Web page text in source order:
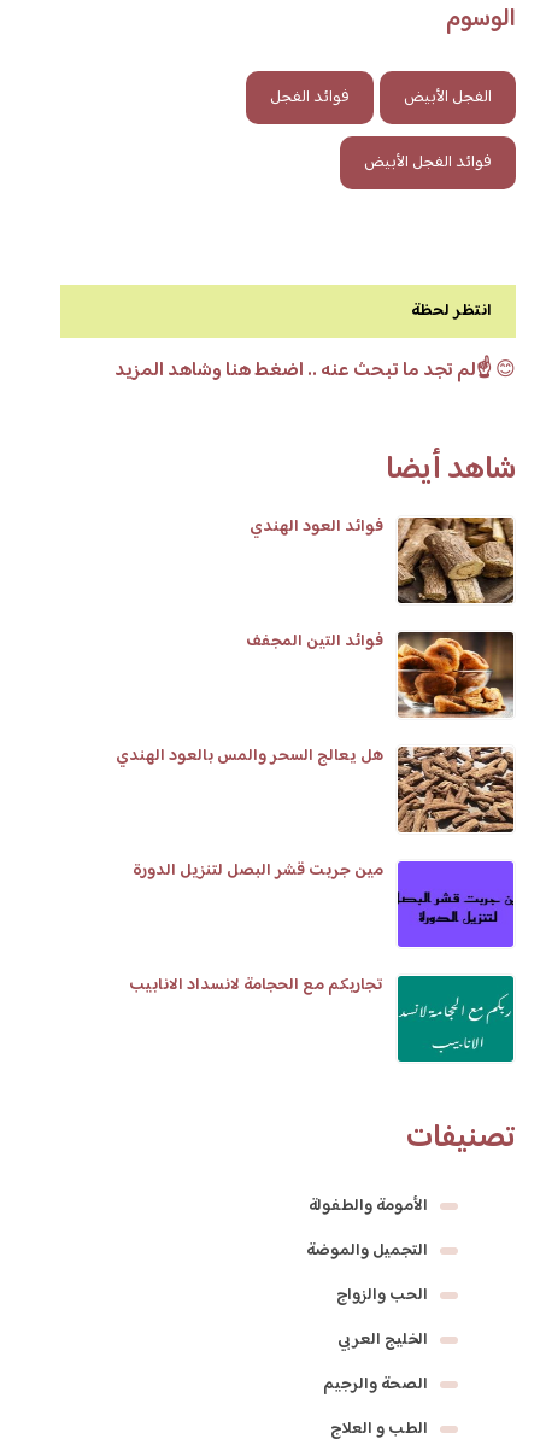
الوسوم
الفجل الأبيض فوائد الفجل
فوائد الفجل الأبيض
انتظر لحظة
😊☝️لم تجد ما تبحث عنه .. اضغط هنا وشاهد المزيد
شاهد أيضا
فوائد العود الهندي
فوائد التين المجفف
هل يعالج السحر والمس بالعود الهندي
مين جربت قشر البصل لتنزيل الدورة
تجاربكم مع الحجامة لانسداد الانابيب
تصنيفات
الأمومة والطفولة
التجميل والموضة
الحب والزواج
الخليج العربي
الصحة والرجيم
الطب و العلاج